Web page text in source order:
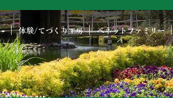
体験/てづくり工房 ベネットファミリー